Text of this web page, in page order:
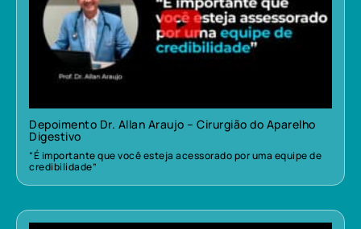
Depoimento Dr. Allan Araujo – Cirurgião do Aparelho
Digestivo
“É importante que você esteja acessorado por uma equipe de
credibilidade”